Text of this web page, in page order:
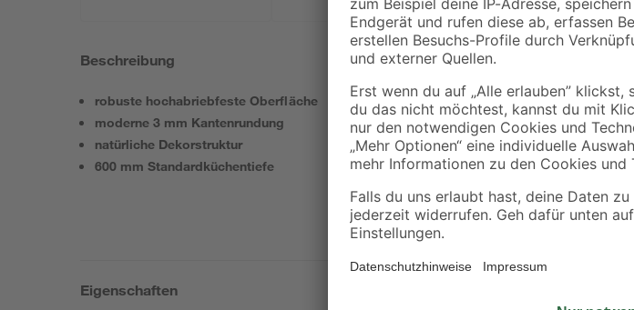
Beschreibung
robuste hochabriebfeste Oberfläche
moderne 3 mm Kantenrundung
natürliche Dekorstruktur
600 mm Standardküchentiefe
in
Eigenschaften